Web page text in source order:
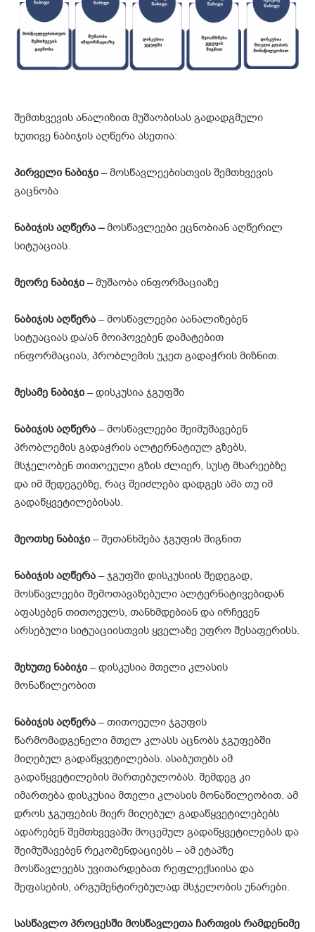
შემთხვევის ანალიზით მუშაობისას გადადგმული
ხუთივე ნაბიჯის აღწერა ასეთია:
პირველი ნაბიჯი – მოსწავლეებისთვის შემთხვევის
გაცნობა
ნაბიჯის აღწერა –მოსწავლეები ეცნობიან აღწერილ
სიტუაციას.
მეორე ნაბიჯი – მუშაობა ინფორმაციაზე
ნაბიჯის აღწერა – მოსწავლეები აანალიზებენ
სიტუაციას და/ან მოიპოვებენ დამატებით
ინფორმაციას, პრობლემის უკეთ გადაჭრის მიზნით.
მესამე ნაბიჯი – დისკუსია ჯგუფში
ნაბიჯის აღწერა – მოსწავლეები შეიმუშავებენ
პრობლემის გადაჭრის ალტერნატიულ გზებს,
მსჯელობენ თითოეული გზის ძლიერ, სუსტ მხარეებზე
და იმ შედეგებზე, რაც შეიძლება დადგეს ამა თუ იმ
გადაწყვეტილებისას.
მეოთხე ნაბიჯი – შეთანხმება ჯგუფის შიგნით
ნაბიჯის აღწერა – ჯგუფში დისკუსიის შედეგად,
მოსწავლეები შემოთავაზებული ალტერნატივებიდან
აფასებენ თითოეულს, თანხმდებიან და ირჩევენ
არსებული სიტუაციისთვის ყველაზე უფრო შესაფერისს.
მეხუთე ნაბიჯი – დისკუსია მთელი კლასის
მონაწილეობით
ნაბიჯის აღწერა – თითოეული ჯგუფის
წარმომადგენელი მთელ კლასს აცნობს ჯგუფებში
მიღებულ გადაწყვეტილებას. ასაბუთებს ამ
გადაწყვეტილების მართებულობას. შემდეგ კი
იმართება დისკუსია მთელი კლასის მონაწილეობით. ამ
დროს ჯგუფების მიერ მიღებულ გადაწყვეტილებებს
ადარებენ შემთხვევაში მოცემულ გადაწყვეტილებას და
შეიმუშავებენ რეკომენდაციებს – ამ ეტაპზე
მოსწავლეებს უვითარდებათ რეფლექსიისა და
შეფასების, არგუმენტირებულად მსჯელობის უნარები.
სასწავლო პროცესში მოსწავლეთა ჩართვის რამდენიმე